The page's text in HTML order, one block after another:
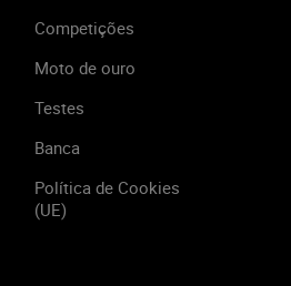
Competições
Moto de ouro
Testes
Banca
Política de Cookies
(UE)